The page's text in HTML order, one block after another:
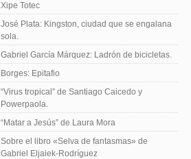
Xipe Totec
José Plata: Kingston, ciudad que se engalana
sola.
Gabriel García Márquez: Ladrón de bicicletas.
Borges: Epitafio
“Virus tropical” de Santiago Caicedo y
Powerpaola.
“Matar a Jesús” de Laura Mora
Sobre el libro «Selva de fantasmas» de
Gabriel Eljaiek-Rodríguez